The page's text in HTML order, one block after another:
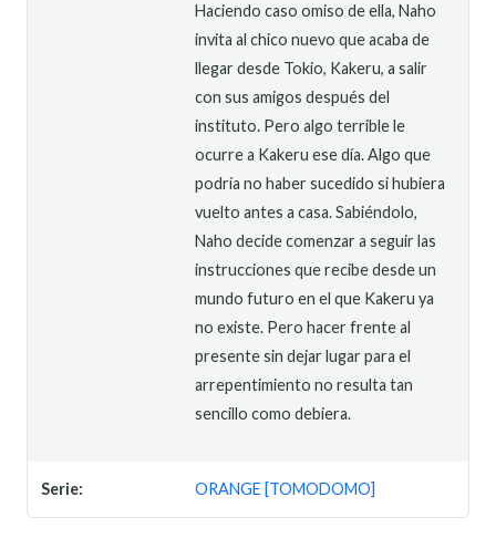
Haciendo caso omiso de ella, Naho
invita al chico nuevo que acaba de
llegar desde Tokio, Kakeru, a salir
con sus amigos después del
instituto. Pero algo terrible le
ocurre a Kakeru ese día. Algo que
podría no haber sucedido si hubiera
vuelto antes a casa. Sabiéndolo,
Naho decide comenzar a seguir las
instrucciones que recibe desde un
mundo futuro en el que Kakeru ya
no existe. Pero hacer frente al
presente sin dejar lugar para el
arrepentimiento no resulta tan
sencillo como debiera.
Serie: ORANGE [TOMODOMO]